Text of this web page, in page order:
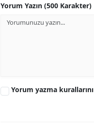
Yorum Yazın (500 Karakter)
Yorum yazma kurallarını